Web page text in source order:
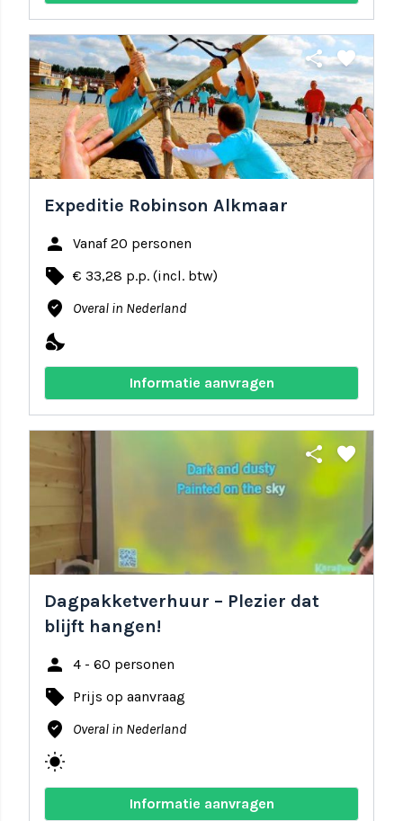
share favorite
Expeditie Robinson Alkmaar
person Vanaf 20 personen
local_offer € 33,28 p.p. (incl. btw)
where_to_vote Overal in Nederland
nights_stay
Informatie aanvragen
share favorite
Dagpakketverhuur – Plezier dat
blijft hangen!
person 4 - 60 personen
local_offer Prijs op aanvraag
where_to_vote Overal in Nederland
wb_sunny
Informatie aanvragen